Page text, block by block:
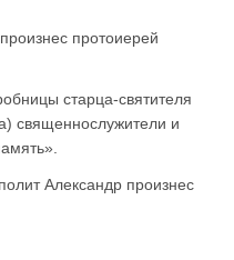
протоиерей
старца-святителя
священнослужители и
Александр произнес